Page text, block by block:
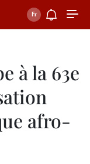
à la 63e
afro-